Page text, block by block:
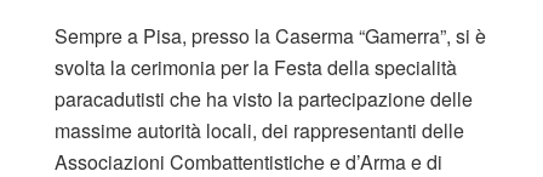
Sempre a Pisa, presso la Caserma “Gamerra”, si è
svolta la cerimonia per la Festa della specialità
paracadutisti che ha visto la partecipazione delle
massime autorità locali, dei rappresentanti delle
Associazioni Combattentistiche e d’Arma e di